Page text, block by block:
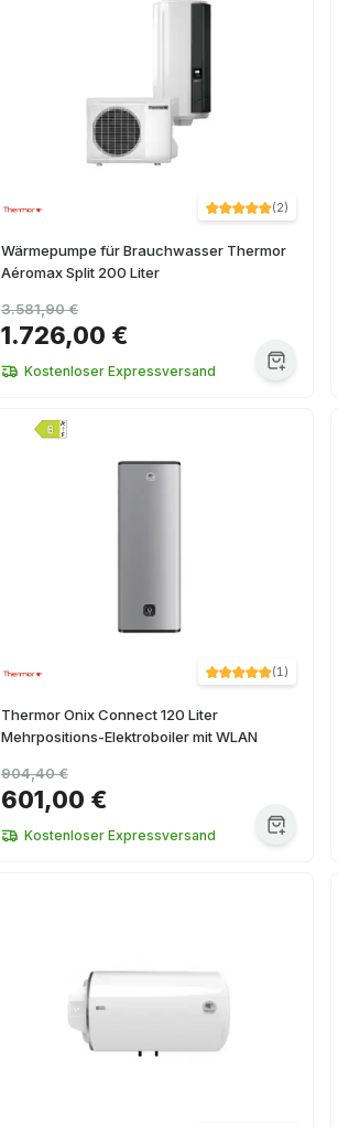
(2)
Wärmepumpe für Brauchwasser Thermor
Aéromax Split 200 Liter
1.726,00 €
3.581,90 €
Kostenloser Expressversand
(1)
Thermor Onix Connect 120 Liter
Mehrpositions-Elektroboiler mit WLAN
601,00 €
904,40 €
Kostenloser Expressversand